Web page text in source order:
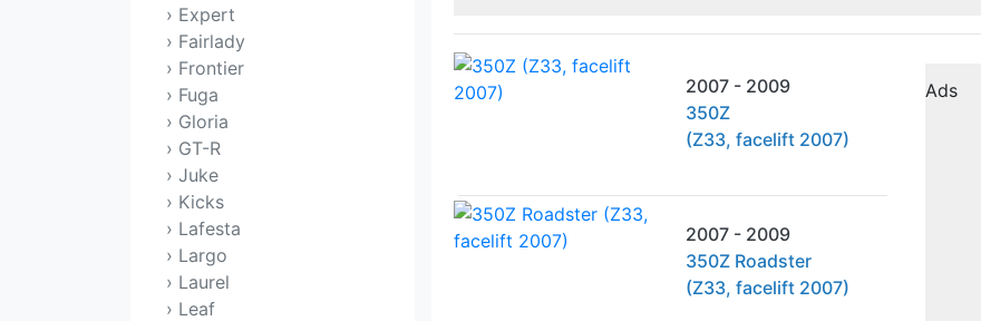
› Expert
› Fairlady
› Frontier
› Fuga
› Gloria
› GT-R
› Juke
› Kicks
› Lafesta
› Largo
› Laurel
› Leaf
2007 - 2009
350Z
(Z33, facelift 2007)
2007 - 2009
350Z Roadster
(Z33, facelift 2007)
Ads